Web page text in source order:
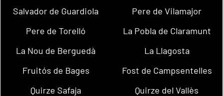
Salvador de Guardiola
Pere de Vilamajor
Pere de Torelló
La Pobla de Claramunt
La Nou de Berguedà
La Llagosta
Fruitós de Bages
Fost de Campsentelles
Quirze Safaja
Quirze del Vallès